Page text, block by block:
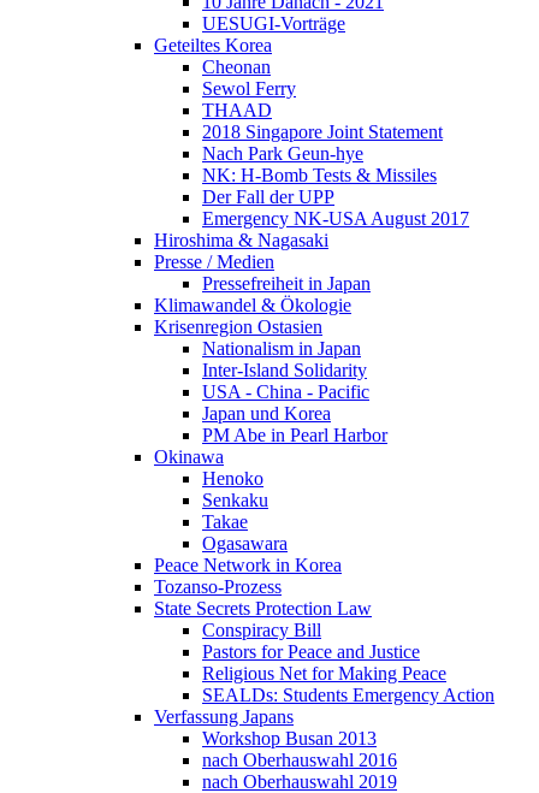
UESUGI-Vorträge
Geteiltes Korea
Cheonan
Sewol Ferry
THAAD
2018 Singapore Joint Statement
Nach Park Geun-hye
NK: H-Bomb Tests & Missiles
Der Fall der UPP
Emergency NK-USA August 2017
Hiroshima & Nagasaki
Presse / Medien
Pressefreiheit in Japan
Klimawandel & Ökologie
Krisenregion Ostasien
Nationalism in Japan
Inter-Island Solidarity
USA - China - Pacific
Japan und Korea
PM Abe in Pearl Harbor
Okinawa
Henoko
Senkaku
Takae
Ogasawara
Peace Network in Korea
Tozanso-Prozess
State Secrets Protection Law
Conspiracy Bill
Pastors for Peace and Justice
Religious Net for Making Peace
SEALDs: Students Emergency Action
Verfassung Japans
Workshop Busan 2013
nach Oberhauswahl 2016
nach Oberhauswahl 2019